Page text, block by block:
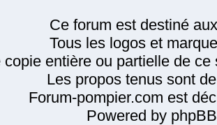
Ce forum est destiné
Tous les logos et
copie entière ou partielle de
Les propos tenus sont
Forum-pompier.com est
Powered by